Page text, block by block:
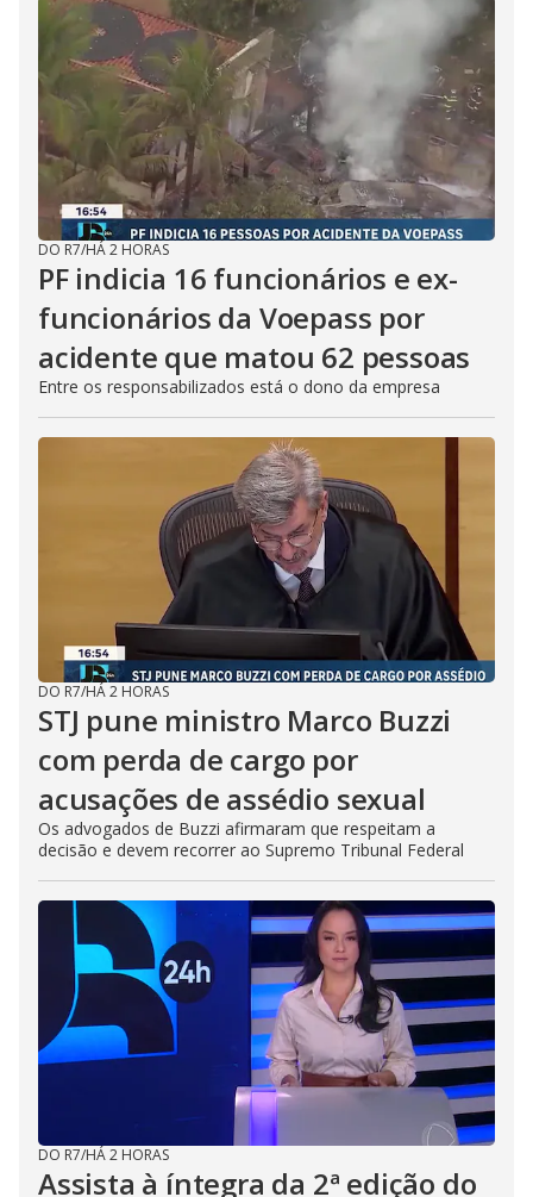
DO R7/HÁ 2 HORAS
PF indicia 16 funcionários e ex-
funcionários da Voepass por
acidente que matou 62 pessoas
Entre os responsabilizados está o dono da empresa
DO R7/HÁ 2 HORAS
STJ pune ministro Marco Buzzi
com perda de cargo por
acusações de assédio sexual
Os advogados de Buzzi afirmaram que respeitam a
decisão e devem recorrer ao Supremo Tribunal Federal
DO R7/HÁ 2 HORAS
Assista à íntegra da 2ª edição do